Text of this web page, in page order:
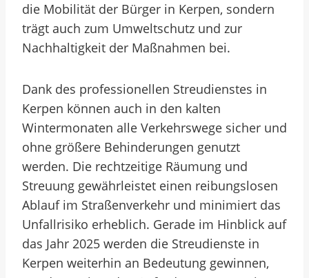
die Mobilität der Bürger in Kerpen, sondern
trägt auch zum Umweltschutz und zur
Nachhaltigkeit der Maßnahmen bei.
Dank des professionellen Streudienstes in
Kerpen können auch in den kalten
Wintermonaten alle Verkehrswege sicher und
ohne größere Behinderungen genutzt
werden. Die rechtzeitige Räumung und
Streuung gewährleistet einen reibungslosen
Ablauf im Straßenverkehr und minimiert das
Unfallrisiko erheblich. Gerade im Hinblick auf
das Jahr 2025 werden die Streudienste in
Kerpen weiterhin an Bedeutung gewinnen,